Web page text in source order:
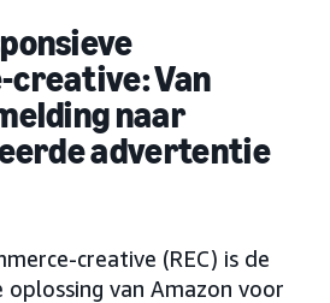
creative: Van
naar
advertentie
creative (REC) is de
van Amazon voor